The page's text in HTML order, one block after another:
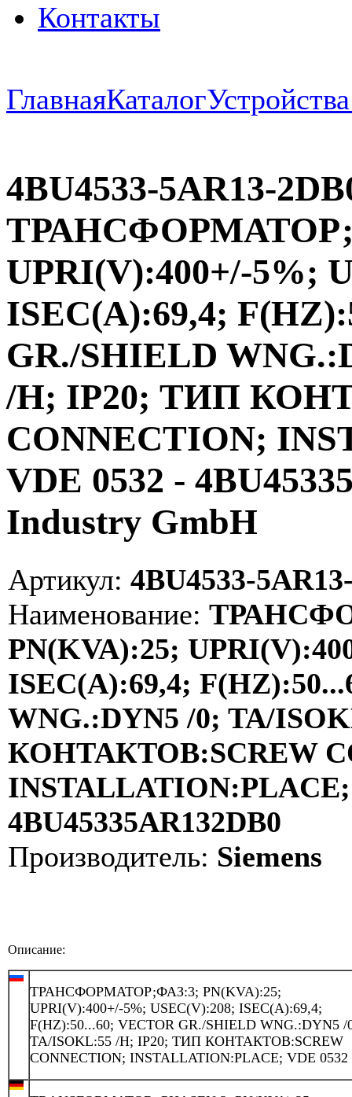
Контакты
ГлавнаяКаталог
4BU4533-5AR13-
UPRI(V):400+/-5%;
ISEC(A):69,4;
GR./SHIELD
/H; IP20; ТИП
CONNECTION;
VDE 0532 -
Industry GmbH
Артикул: 4BU4533-
Наименование:
PN(KVA):25;
ISEC(A):69,4;
WNG.:DYN5 /0; TA/
КОНТАКТОВ:SCREW
INSTALLATION:PLACE;
4BU45335AR132DB0
Производитель: Siemens
Описание:
ТРАНСФОРМАТОР;ФАЗ:3; PN(KVA):25;
UPRI(V):400+/-5%; USEC(V):208; ISEC(A):69,4;
F(HZ):50...60; VECTOR GR./SHIELD WNG.:DYN5 /
TA/ISOKL:55 /H; IP20; ТИП КОНТАКТОВ:SCREW
CONNECTION; INSTALLATION:PLACE; VDE 0532